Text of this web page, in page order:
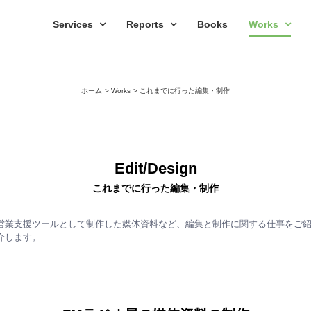
Services Reports Books Works
ホーム Works これまでに行った編集・制作
Edit/Design
これまでに行った編集・制作
業支援ツールとして制作した媒体資料など、編集と制作に関する仕事をご紹
します。